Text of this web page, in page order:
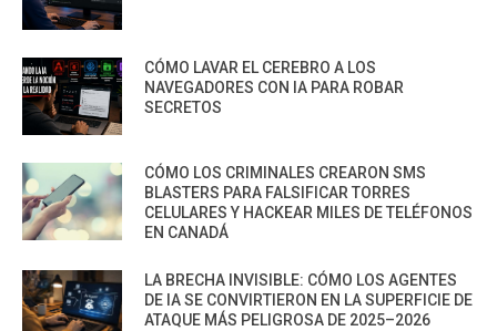
CÓMO LAVAR EL CEREBRO A LOS
NAVEGADORES CON IA PARA ROBAR
SECRETOS
CÓMO LOS CRIMINALES CREARON SMS
BLASTERS PARA FALSIFICAR TORRES
CELULARES Y HACKEAR MILES DE TELÉFONOS
EN CANADÁ
LA BRECHA INVISIBLE: CÓMO LOS AGENTES
DE IA SE CONVIRTIERON EN LA SUPERFICIE DE
ATAQUE MÁS PELIGROSA DE 2025–2026